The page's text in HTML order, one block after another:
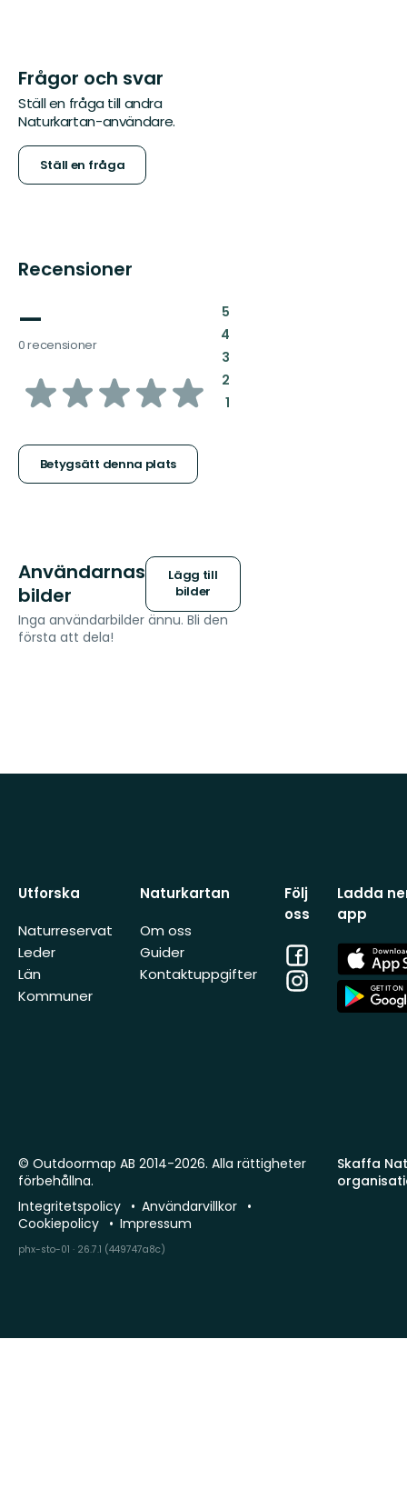
Frågor och svar
Ställ en fråga till andra
Naturkartan-användare.
Ställ en fråga
Recensioner
—
0 recensioner
av
stjärnor
Betygsätt denna plats
5:
4:
3:
2:
1:
Användarnas
bilder
Lägg till
bilder
Inga användarbilder ännu. Bli den
första att dela!
Utforska
Naturreservat
Leder
Län
Kommuner
Naturkartan
Om oss
Guider
Kontaktuppgifter
Följ
oss
Facebook
Instagram
Ladda
app
App
Store
App
Store
Skaffa
© Outdoormap AB 2014-2026. Alla rättigheter
förbehållna.
Integritetspolicy
Användarvillkor
Cookiepolicy
Impressum
phx-sto-01 · 26.7.1 (449747a8c)